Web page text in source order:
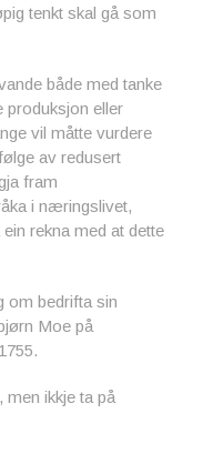
tenkt skal gå som
både med tanke
produksjon eller
vil måtte vurdere
av redusert
fram
i næringslivet,
rekna med at dette
om bedrifta sin
Moe på
ikkje ta på